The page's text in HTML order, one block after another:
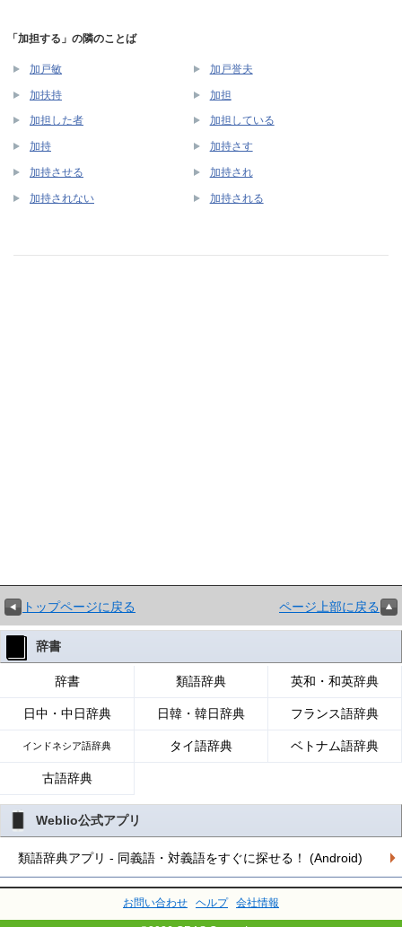
「加担する」の隣のことば
加戸敏 加戸誉夫
加扶持 加担
加担した者 加担している
加持 加持さす
加持させる 加持され
加持されない 加持される
トップページに戻る ページ上部に戻る
辞書
辞書 類語辞典 英和・和英辞典
日中・中日辞典 日韓・韓日辞典 フランス語辞典
インドネシア語辞典 タイ語辞典 ベトナム語辞典
古語辞典
Weblio公式アプリ
類語辞典アプリ - 同義語・対義語をすぐに探せる！ (Android)
お問い合わせ ヘルプ 会社情報